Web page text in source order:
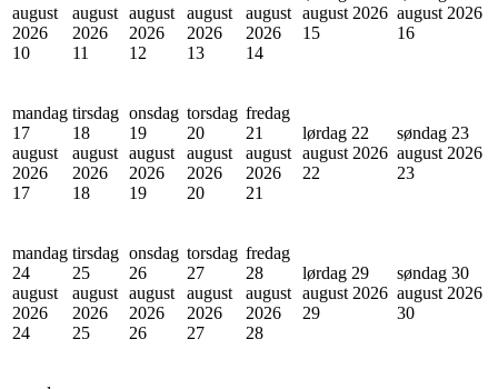
august
2026
10
august
2026
11
august
2026
12
august
2026
13
august
2026
14
august 2026
15
august 2026
16
mandag
17
august
2026
17
tirsdag
18
august
2026
18
onsdag
19
august
2026
19
torsdag
20
august
2026
20
fredag
21
august
2026
21
lørdag 22
august 2026
22
søndag 23
august 2026
23
mandag
24
august
2026
24
tirsdag
25
august
2026
25
onsdag
26
august
2026
26
torsdag
27
august
2026
27
fredag
28
august
2026
28
lørdag 29
august 2026
29
søndag 30
august 2026
30